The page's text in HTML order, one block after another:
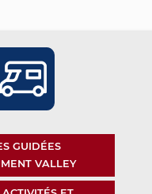
GUIDÉES
VALLEY